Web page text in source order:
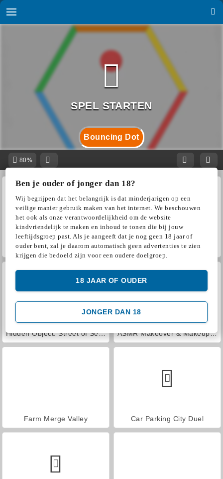
Ben je ouder of jonger dan 18?
Wij begrijpen dat het belangrijk is dat minderjarigen op een
veilige manier gebruik maken van het internet. We beschouwen
het ook als onze verantwoordelijkheid om de website
kindvriendelijk te maken en inhoud te tonen die bij jouw
leeftijdsgroep past. Als je aangeeft dat je nog geen 18 jaar of
ouder bent, zal je daarom automatisch geen advertenties te zien
krijgen die bedoeld zijn voor een oudere doelgroep.
JONGER DAN 18
18 JAAR OF OUDER
Bouncing Dot
80%
World War 2 Shooter VegaMix Da Vinci Puzzles
Hidden Object: Street of Secrets ASMR Makeover & Makeup Studio
Farm Merge Valley Car Parking City Duel